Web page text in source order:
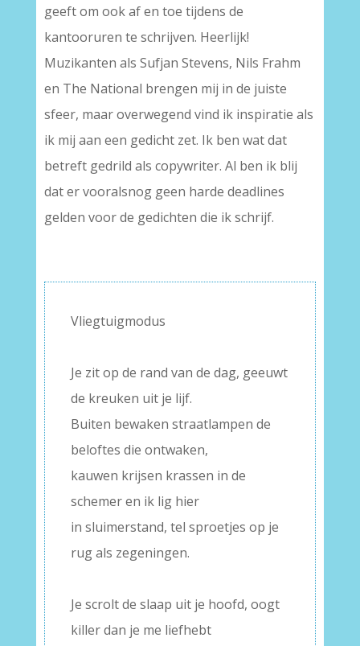
geeft om ook af en toe tijdens de
kantooruren te schrijven. Heerlijk!
Muzikanten als Sufjan Stevens, Nils Frahm
en The National brengen mij in de juiste
sfeer, maar overwegend vind ik inspiratie als
ik mij aan een gedicht zet. Ik ben wat dat
betreft gedrild als copywriter. Al ben ik blij
dat er vooralsnog geen harde deadlines
gelden voor de gedichten die ik schrijf.
Vliegtuigmodus
Je zit op de rand van de dag, geeuwt
de kreuken uit je lijf.
Buiten bewaken straatlampen de
beloftes die ontwaken,
kauwen krijsen krassen in de
schemer en ik lig hier
in sluimerstand, tel sproetjes op je
rug als zegeningen.
Je scrolt de slaap uit je hoofd, oogt
killer dan je me liefhebt